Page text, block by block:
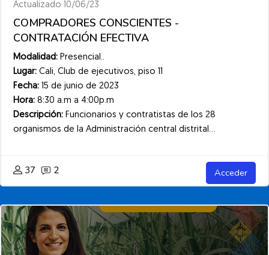
Actualizado 10/06/23
COMPRADORES CONSCIENTES -
CONTRATACIÓN EFECTIVA
Modalidad: Presencial..
Lugar: Cali, Club de ejecutivos, piso 11
Fecha: 15 de junio de 2023
Hora: 8:30 a.m a 4:00p.m
Descripción: Funcionarios y contratistas de los 28
organismos de la Administración central distrital...
37 2 Acceder